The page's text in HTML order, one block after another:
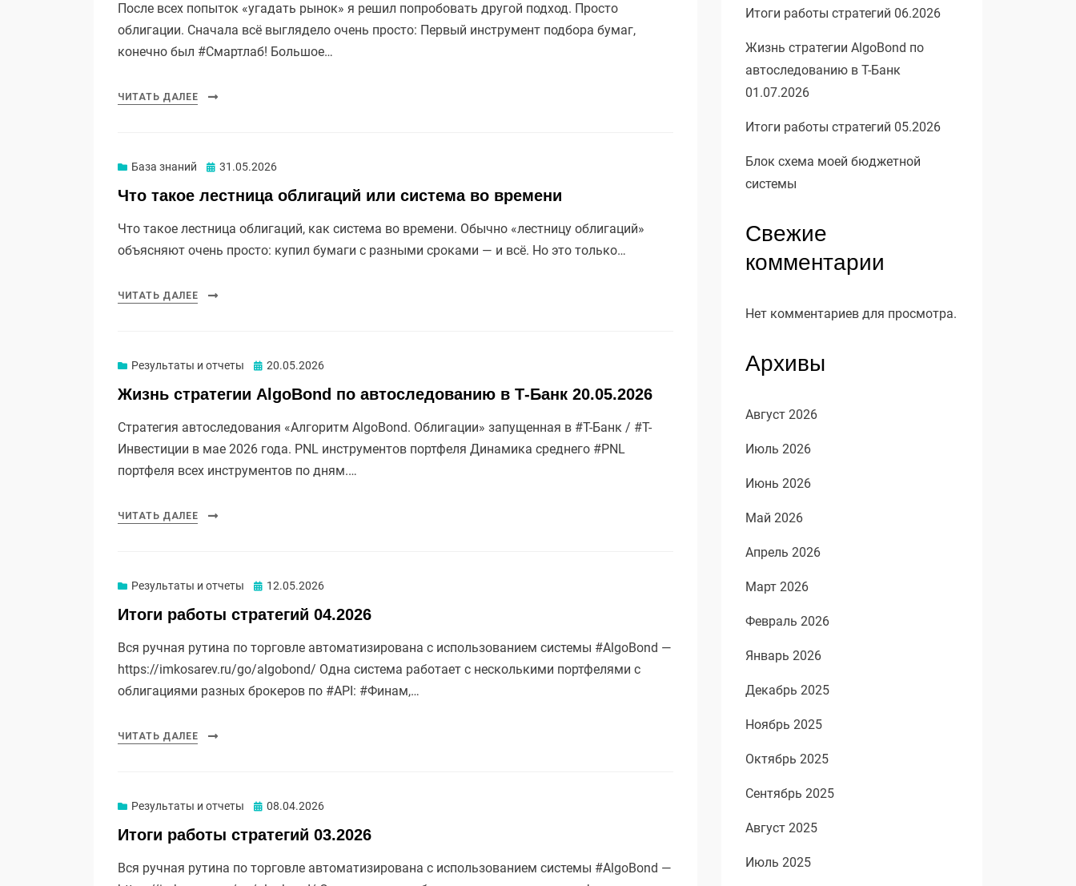
После всех попыток «угадать рынок» я решил попробовать другой подход. Просто
облигации. Сначала всё выглядело очень просто: Первый инструмент подбора бумаг,
конечно был #Смартлаб! Большое…
ЧИТАТЬ ДАЛЕЕ
База знаний Опубликовано
31.05.2026
Что такое лестница облигаций или система во времени
Что такое лестница облигаций, как система во времени. Обычно «лестницу облигаций»
объясняют очень просто: купил бумаги с разными сроками — и всё. Но это только…
ЧИТАТЬ ДАЛЕЕ
Результаты и отчеты Опубликовано
20.05.2026
Жизнь стратегии AlgoBond по автоследованию в Т-Банк 20.05.2026
Стратегия автоследования «Алгоритм AlgoBond. Облигации» запущенная в #Т-Банк / #Т-
Инвестиции в мае 2026 года. PNL инструментов портфеля Динамика среднего #PNL
портфеля всех инструментов по дням.…
ЧИТАТЬ ДАЛЕЕ
Результаты и отчеты Опубликовано
12.05.2026
Итоги работы стратегий 04.2026
Вся ручная рутина по торговле автоматизирована с использованием системы #AlgoBond —
https://imkosarev.ru/go/algobond/ Одна система работает с несколькими портфелями с
облигациями разных брокеров по #API: #Финам,…
ЧИТАТЬ ДАЛЕЕ
Результаты и отчеты Опубликовано
08.04.2026
Итоги работы стратегий 03.2026
Вся ручная рутина по торговле автоматизирована с использованием системы #AlgoBond —
Итоги работы стратегий 06.2026
Жизнь стратегии AlgoBond по
автоследованию в Т-Банк
01.07.2026
Итоги работы стратегий 05.2026
Блок схема моей бюджетной
системы
Свежие
комментарии
Нет комментариев для просмотра.
Архивы
Август 2026
Июль 2026
Июнь 2026
Май 2026
Апрель 2026
Март 2026
Февраль 2026
Январь 2026
Декабрь 2025
Ноябрь 2025
Октябрь 2025
Сентябрь 2025
Август 2025
Июль 2025